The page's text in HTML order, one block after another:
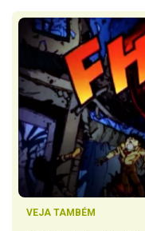
VEJA TAMBÉM